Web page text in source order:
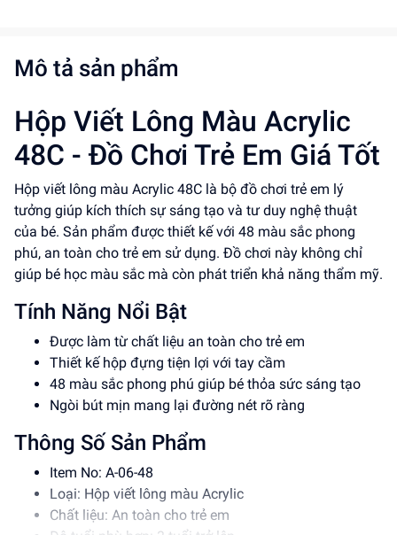
Mô tả sản phẩm
Hộp Viết Lông Màu Acrylic
48C - Đồ Chơi Trẻ Em Giá Tốt
Hộp viết lông màu Acrylic 48C là bộ đồ chơi trẻ em lý
tưởng giúp kích thích sự sáng tạo và tư duy nghệ thuật
của bé. Sản phẩm được thiết kế với 48 màu sắc phong
phú, an toàn cho trẻ em sử dụng. Đồ chơi này không chỉ
giúp bé học màu sắc mà còn phát triển khả năng thẩm mỹ.
Tính Năng Nổi Bật
Được làm từ chất liệu an toàn cho trẻ em
Thiết kế hộp đựng tiện lợi với tay cầm
48 màu sắc phong phú giúp bé thỏa sức sáng tạo
Ngòi bút mịn mang lại đường nét rõ ràng
Thông Số Sản Phẩm
Item No: A-06-48
Loại: Hộp viết lông màu Acrylic
Chất liệu: An toàn cho trẻ em